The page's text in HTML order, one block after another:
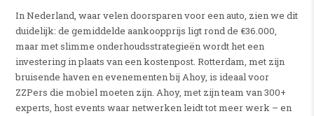
In Nederland, waar velen doorsparen voor een auto, zien we dit
duidelijk: de gemiddelde aankoopprijs ligt rond de €36.000,
maar met slimme onderhoudsstrategieën wordt het een
investering in plaats van een kostenpost. Rotterdam, met zijn
bruisende haven en evenementen bij Ahoy, is ideaal voor
ZZPers die mobiel moeten zijn. Ahoy, met zijn team van 300+
experts, host events waar netwerken leidt tot meer werk – en